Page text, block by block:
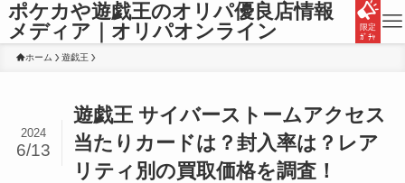
ポケカや遊戯王のオリパ優良店情報
メディア｜オリパオンライン
限定
ｶﾞﾁｬ
ホーム 遊戯王
遊戯王 サイバーストームアクセス
当たりカードは？封入率は？レア
リティ別の買取価格を調査！
2024
6/13